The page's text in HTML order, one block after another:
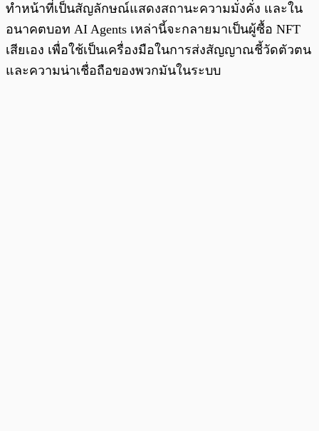
ทำหน้าที่เป็นสัญลักษณ์แสดงสถานะความมั่งคั่ง และใน
อนาคตบอท AI Agents เหล่านี้จะกลายมาเป็นผู้ซื้อ NFT
เสียเอง เพื่อใช้เป็นเครื่องมือในการส่งสัญญาณชี้วัดตัวตน
และความน่าเชื่อถือของพวกมันในระบบ